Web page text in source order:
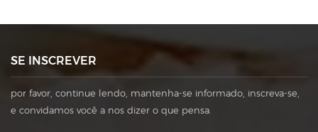
SE INSCREVER
por favor, continue lendo, mantenha-se informado, inscreva-se,
e convidamos você a nos dizer o que pensa.